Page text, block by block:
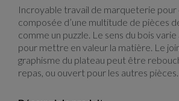
Incroyable travail de marqueterie
composée d’une multitude de pièces
comme un puzzle. Le sens du bois
pour mettre en valeur la matière. Le
graphisme du plateau peut être
repas, ou ouvert pour les autres pièces.